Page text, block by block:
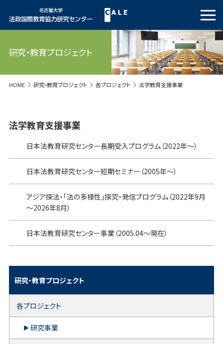
研究・教育プロジェクト
HOME 研究・教育プロジェクト 各プロジェクト 法学教育支援事業
法学教育支援事業
日本法教育研究センター長期受入プログラム（2022年～）
日本法教育研究センター短期セミナー（2005年～）
アジア探法・「法の多様性」探究・発信プログラム（2022年9月
～2026年8月）
日本法教育研究センター事業（2005.04～現在）
研究・教育プロジェクト
各プロジェクト
研究事業